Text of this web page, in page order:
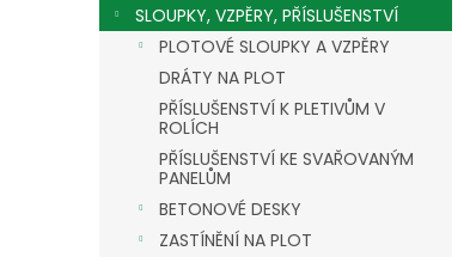
SLOUPKY, VZPĚRY, PŘÍSLUŠENSTVÍ
PLOTOVÉ SLOUPKY A VZPĚRY
DRÁTY NA PLOT
PŘÍSLUŠENSTVÍ K PLETIVŮM V
ROLÍCH
PŘÍSLUŠENSTVÍ KE SVAŘOVANÝM
PANELŮM
BETONOVÉ DESKY
ZASTÍNĚNÍ NA PLOT